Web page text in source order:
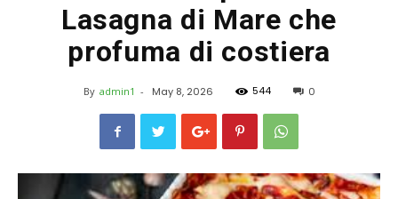
Lasagna di Mare che
profuma di costiera
By admin1 - May 8, 2026 544 0